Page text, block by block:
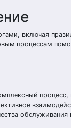
включая
процессам
обслуживания